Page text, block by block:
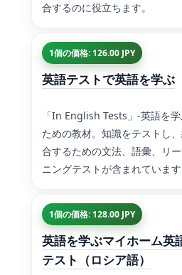
合するのに役立ちます。
1個の価格: 126.00 JPY
英語テストで英語を学ぶ
「In English Tests」-英語を
ための教材。知識をテストし
合するための文法、語彙、リ
ニングテストが含まれています
1個の価格: 128.00 JPY
英語を学ぶマイホーム英
テスト（ロシア語）